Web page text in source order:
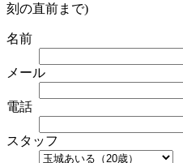
刻の直前まで)
名前
メール
電話
スタッフ